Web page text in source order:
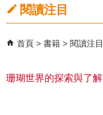
閱讀注目
首頁 書籍 閱讀注目
珊瑚世界的探索與了解